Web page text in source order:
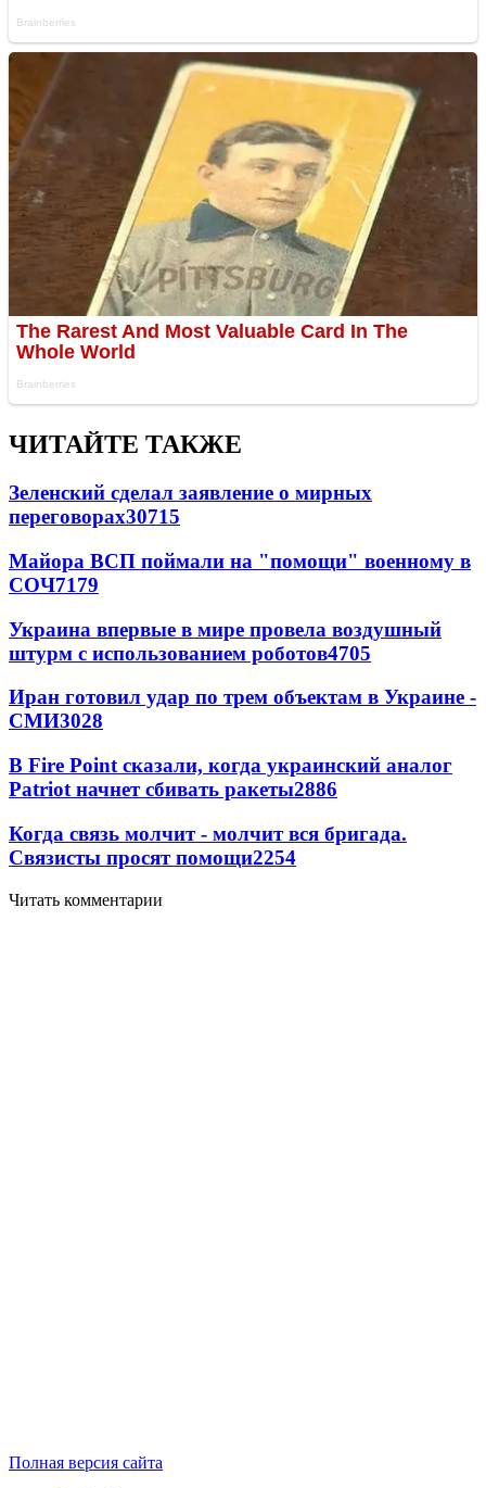
ЧИТАЙТЕ ТАКЖЕ
Зеленский сделал заявление о мирных
переговорах30715
Майора ВСП поймали на "помощи" военному в
СОЧ7179
Украина впервые в мире провела воздушный
штурм с использованием роботов4705
Иран готовил удар по трем объектам в Украине -
СМИ3028
В Fire Point сказали, когда украинский аналог
Patriot начнет сбивать ракеты2886
Когда связь молчит - молчит вся бригада.
Связисты просят помощи2254
Читать комментарии
Полная версия сайта